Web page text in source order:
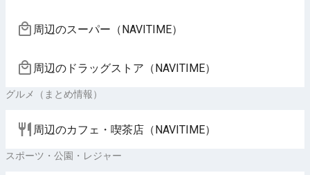
周辺のスーパー（NAVITIME）
周辺のドラッグストア（NAVITIME）
グルメ（まとめ情報）
周辺のカフェ・喫茶店（NAVITIME）
スポーツ・公園・レジャー